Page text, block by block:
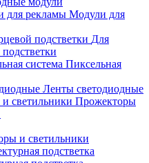
Модули для
Для
Пиксельная
Ленты светодиодные
Прожекторы
и светильники